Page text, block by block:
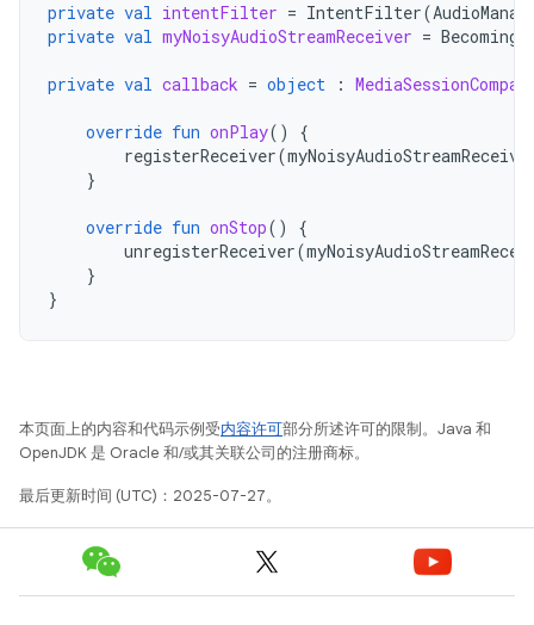
private val intentFilter = IntentFilter(
private val myNoisyAudioStreamReceiver =
private val callback = object : MediaSessionCompat
override fun onPlay()
{
registerReceiver(
}
override fun onStop()
{
unregisterReceiver(
}
}
本页面上的内容和代码示例受内容许可部分所述许可的限制。Java 和
OpenJDK 是 Oracle 和/或其关联公司的注册商标。
最后更新时间 (UTC)：2025-07-27。